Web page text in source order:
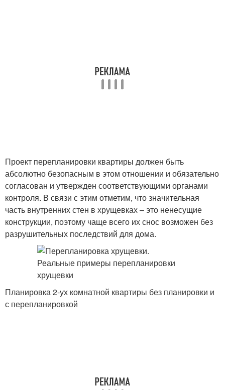
Проект перепланировки квартиры должен быть
абсолютно безопасным в этом отношении и обязательно
согласован и утвержден соответствующими органами
контроля. В связи с этим отметим, что значительная
часть внутренних стен в хрущевках – это ненесущие
конструкции, поэтому чаще всего их снос возможен без
разрушительных последствий для дома.
Планировка 2-ух комнатной квартиры без планировки и
с перепланировкой